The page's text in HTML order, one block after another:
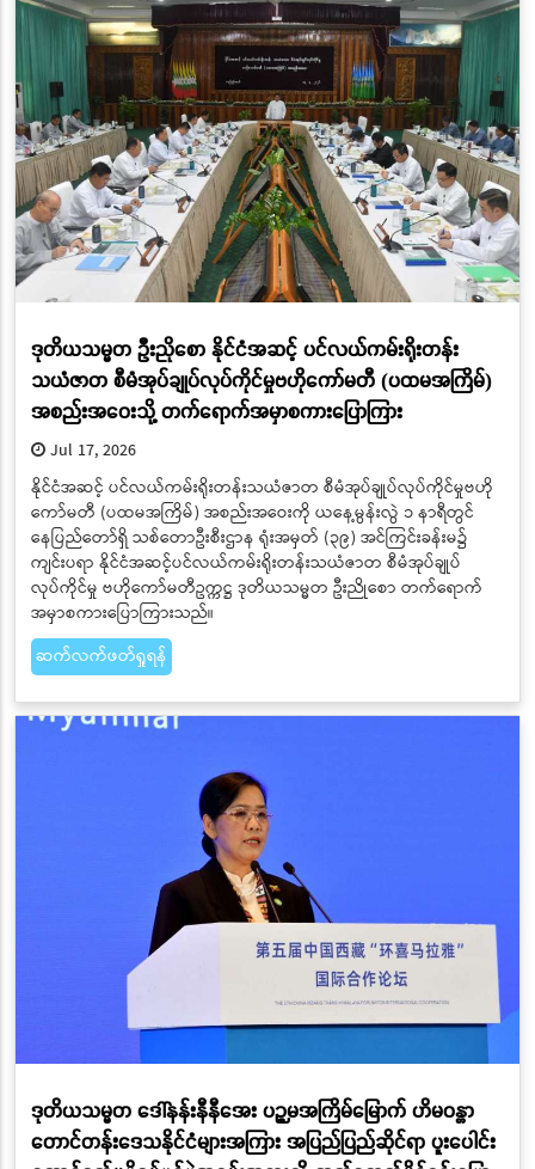
ဒုတိယသမ္မတ ဦးညိုစော နိုင်ငံအဆင့် ပင်လယ်ကမ်းရိုးတန်း
သယံဇာတ စီမံအုပ်ချုပ်လုပ်ကိုင်မှုဗဟိုကော်မတီ (ပထမအကြိမ်)
အစည်းအဝေးသို့ တက်ရောက်အမှာစကားပြောကြား
Jul 17, 2026
နိုင်ငံအဆင့် ပင်လယ်ကမ်းရိုးတန်းသယံဇာတ စီမံအုပ်ချုပ်လုပ်ကိုင်မှုဗဟို
ကော်မတီ (ပထမအကြိမ်) အစည်းအဝေးကို ယနေ့မွန်းလွဲ ၁ နာရီတွင်
နေပြည်တော်ရှိ သစ်တောဦးစီးဌာန ရုံးအမှတ် (၃၉) အင်ကြင်းခန်းမ၌
ကျင်းပရာ နိုင်ငံအဆင့်ပင်လယ်ကမ်းရိုးတန်းသယံဇာတ စီမံအုပ်ချုပ်
လုပ်ကိုင်မှု ဗဟိုကော်မတီဥက္ကဋ္ဌ ဒုတိယသမ္မတ ဦးညိုစော တက်ရောက်
အမှာစကားပြောကြားသည်။
ဆက်လက်ဖတ်ရှုရန်
ဒုတိယသမ္မတ ဒေါ်နန်းနီနီအေး ပဉ္စမအကြိမ်မြောက် ဟိမဝန္တာ
တောင်တန်းဒေသနိုင်ငံများအကြား အပြည်ပြည်ဆိုင်ရာ ပူးပေါင်း